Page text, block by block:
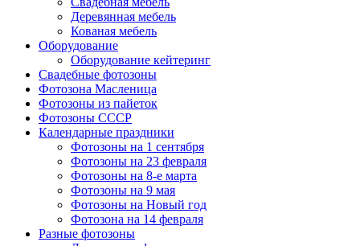
Деревянная мебель
Кованая мебель
Оборудование
Оборудование кейтеринг
Свадебные фотозоны
Фотозона Масленица
Фотозоны из пайеток
Фотозоны СССР
Календарные праздники
Фотозоны на 1 сентября
Фотозоны на 23 февраля
Фотозоны на 8-е марта
Фотозоны на 9 мая
Фотозоны на Новый год
Фотозона на 14 февраля
Разные фотозоны